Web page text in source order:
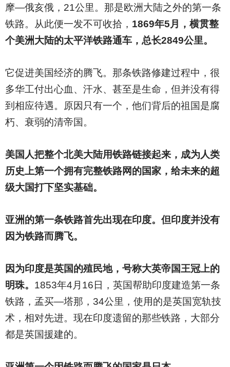
摩—俄亥俄，21公里。那是欧洲大陆之外的第一条
铁路。从此便一发不可收拾， 1869年5月，横贯整
个美洲大陆的太平洋铁路通车，总长2849公里。
它促进美国经济的腾飞。那条铁路修建过程中，很
多华工付出心血、汗水、甚至是生命，但并没有得
到相应待遇。原因只有一个，他们背后的祖国是腐
朽、衰弱的清帝国。
美国人把整个北美大陆用铁路链接起来，成为人类
历史上第一个拥有完整铁路网的国家，给未来的超
级大国打下坚实基础。
亚洲的第一条铁路首先出现在印度。但印度并没有
因为铁路而腾飞。
因为印度是英国的殖民地，号称大英帝国王冠上的
明珠。 1853年4月16日，英国帮助印度建造第一条
铁路，孟买—塔那，34公里，使用的是英国宽轨技
术，相对先进。现在印度遗留的那些铁路，大部分
都是英国援建的。